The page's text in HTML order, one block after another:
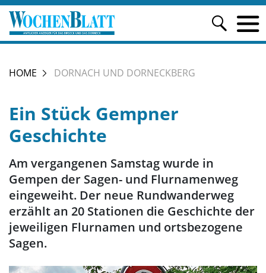
HOME DORNACH UND DORNECKBERG
Ein Stück Gempner
Geschichte
Am vergangenen Samstag wurde in
Gempen der Sagen- und Flurnamenweg
eingeweiht. Der neue Rundwanderweg
erzählt an 20 Stationen die Geschichte der
jeweiligen Flurnamen und ortsbezogene
Sagen.